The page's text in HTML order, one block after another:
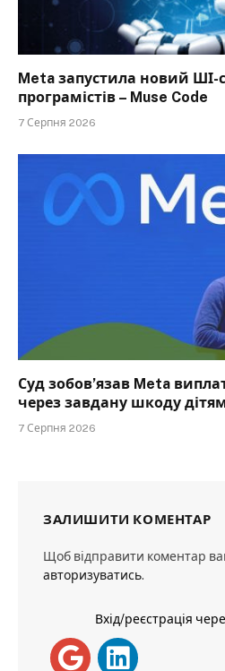
Meta запустила новий ШІ-
програмістів – Muse Code
7 Серпня 2026
Суд зобов’язав Meta
через завдану шкоду
7 Серпня 2026
ЗАЛИШИТИ КОМЕНТАР
Щоб відправити коментар
авторизуватись.
Вхід/реєстрація